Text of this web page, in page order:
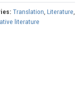
Translation, Literature,
literature